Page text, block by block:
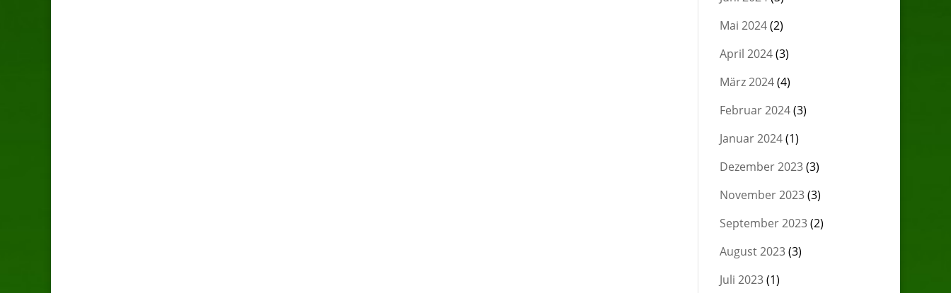
Mai 2024(2)
April 2024(3)
März 2024(4)
Februar 2024(3)
Januar 2024(1)
Dezember 2023(3)
November 2023(3)
September 2023(2)
August 2023(3)
Juli 2023(1)